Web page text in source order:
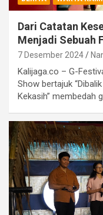
Dari Catatan
Menjadi Sebuah
7 Desember 2024
Kalijaga.co – G-
Show bertajuk
Kekasih” membedah